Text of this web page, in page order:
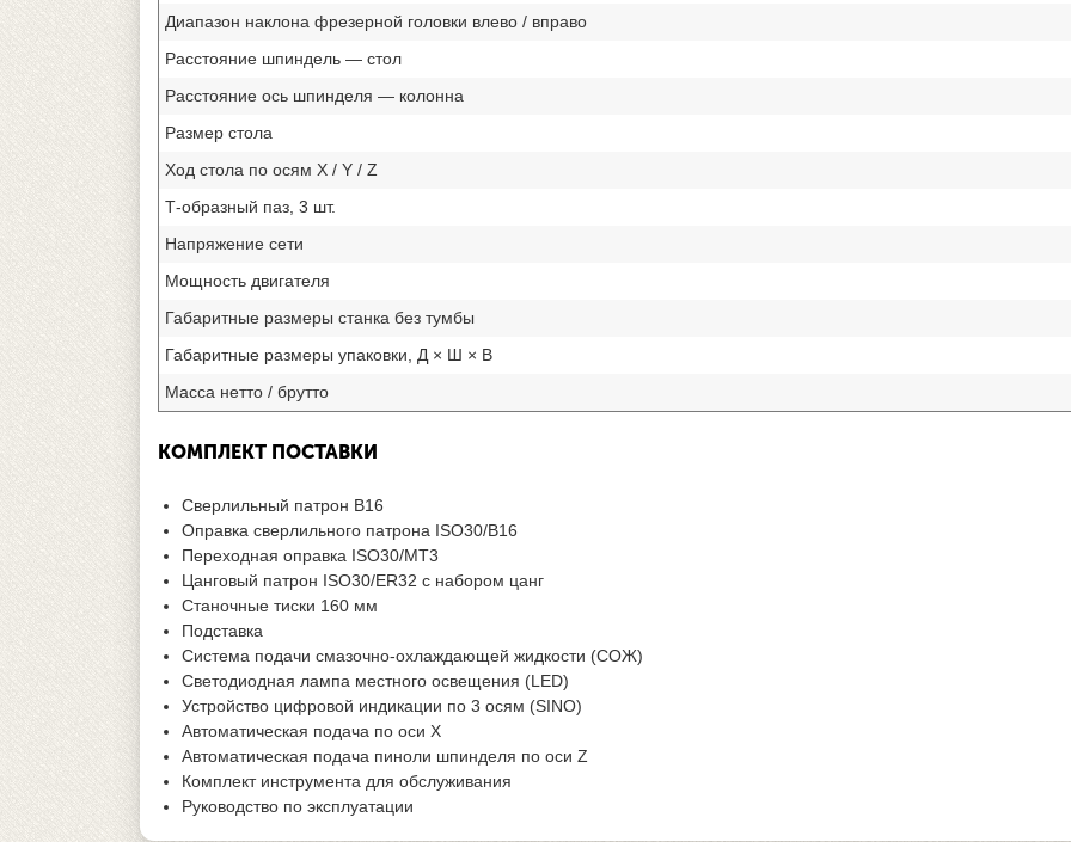
Диапазон наклона фрезерной головки влево / вправо
Расстояние шпиндель — стол
Расстояние ось шпинделя — колонна
Размер стола
Ход стола по осям X / Y / Z
Т-образный паз, 3 шт.
Напряжение сети
Мощность двигателя
Габаритные размеры станка без тумбы
Габаритные размеры упаковки, Д × Ш × В
Масса нетто / брутто
КОМПЛЕКТ ПОСТАВКИ
Сверлильный патрон B16
Оправка сверлильного патрона ISO30/B16
Переходная оправка ISO30/MT3
Цанговый патрон ISO30/ER32 с набором цанг
Станочные тиски 160 мм
Подставка
Система подачи смазочно-охлаждающей жидкости (СОЖ)
Светодиодная лампа местного освещения (LED)
Устройство цифровой индикации по 3 осям (SINO)
Автоматическая подача по оси X
Автоматическая подача пиноли шпинделя по оси Z
Комплект инструмента для обслуживания
Руководство по эксплуатации